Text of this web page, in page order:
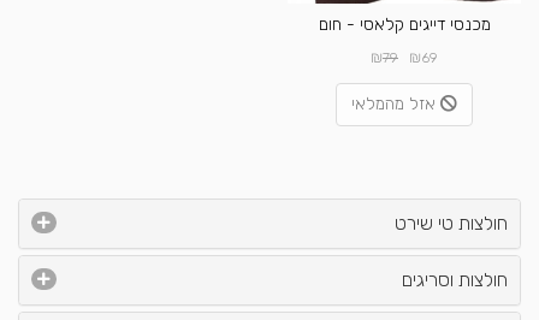
מכנסי דייגים קלאסי - חום
₪69
₪79
אזל מהמלאי
חולצות טי שירט
חולצות וסריגים